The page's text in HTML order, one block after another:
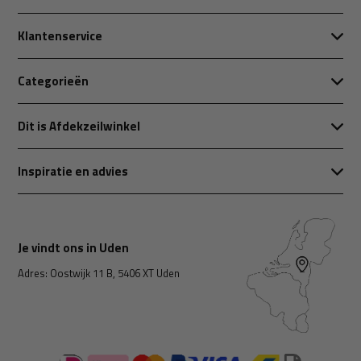
Klantenservice
Categorieën
Dit is Afdekzeilwinkel
Inspiratie en advies
Je vindt ons in Uden
Adres: Oostwijk 11 B, 5406 XT Uden